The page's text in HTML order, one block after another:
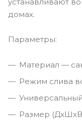
устанавливают
домах.
Параметры:
Материал —
Режим слива
Размер